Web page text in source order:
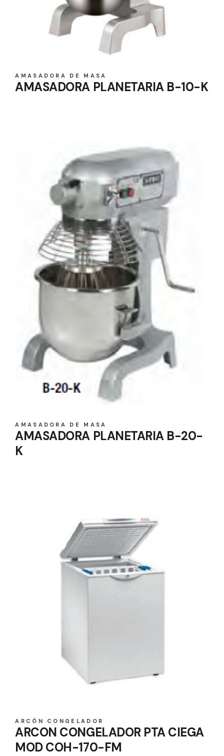
AMASADORA DE MASA
AMASADORA PLANETARIA B-10-K
AMASADORA DE MASA
AMASADORA PLANETARIA B-20-
K
ARCÓN CONGELADOR
ARCON CONGELADOR PTA CIEGA
MOD COH-170-FM